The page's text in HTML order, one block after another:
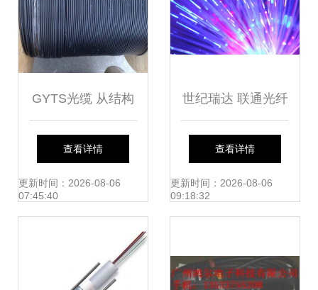
GYTS光缆 从结构
特点到挂缆方法的
全面解析
查看详情
更新时间：2026-08-06
07:45:40
世纪瑞达 联通光纤
集采量价齐升，行
业景气信号显现
查看详情
更新时间：2026-08-06
09:18:32